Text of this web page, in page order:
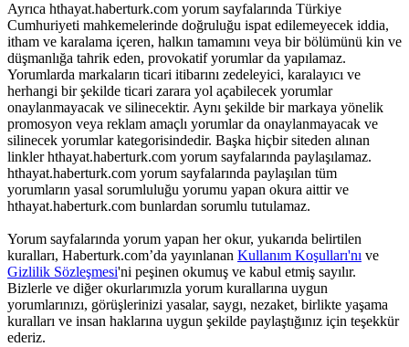
Ayrıca hthayat.haberturk.com yorum sayfalarında Türkiye
Cumhuriyeti mahkemelerinde doğruluğu ispat edilemeyecek iddia,
itham ve karalama içeren, halkın tamamını veya bir bölümünü kin ve
düşmanlığa tahrik eden, provokatif yorumlar da yapılamaz.
Yorumlarda markaların ticari itibarını zedeleyici, karalayıcı ve
herhangi bir şekilde ticari zarara yol açabilecek yorumlar
onaylanmayacak ve silinecektir. Aynı şekilde bir markaya yönelik
promosyon veya reklam amaçlı yorumlar da onaylanmayacak ve
silinecek yorumlar kategorisindedir. Başka hiçbir siteden alınan
linkler hthayat.haberturk.com yorum sayfalarında paylaşılamaz.
hthayat.haberturk.com yorum sayfalarında paylaşılan tüm
yorumların yasal sorumluluğu yorumu yapan okura aittir ve
hthayat.haberturk.com bunlardan sorumlu tutulamaz.
Yorum sayfalarında yorum yapan her okur, yukarıda belirtilen
kuralları, Haberturk.com’da yayınlanan Kullanım Koşulları'nı ve
Gizlilik Sözleşmesi'ni peşinen okumuş ve kabul etmiş sayılır.
Bizlerle ve diğer okurlarımızla yorum kurallarına uygun
yorumlarınızı, görüşlerinizi yasalar, saygı, nezaket, birlikte yaşama
kuralları ve insan haklarına uygun şekilde paylaştığınız için teşekkür
ederiz.